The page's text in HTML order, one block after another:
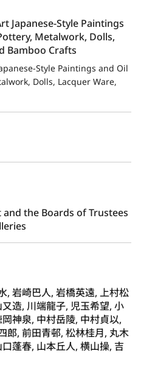
Japanese-Style Paintings
Metalwork, Dolls,
Bamboo Crafts
Style Paintings and Oil
Dolls, Lacquer Ware,
the Boards of Trustees
, 岩崎巴人, 岩橋英遠, 上村松
造, 川端龍子, 児玉希望, 小
神泉, 中村岳陵, 中村貞以,
郎, 前田青邨, 松林桂月, 丸木
蓬春, 山本丘人, 横山操, 吉